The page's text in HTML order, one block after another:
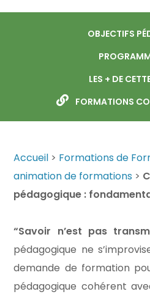
OBJECTIFS
LES + DE
FORMATIONS
Accueil > Formations de
animation de formations >
pédagogique :
“Savoir n’est pas
pédagogique ne
demande de formation
pédagogique cohérent